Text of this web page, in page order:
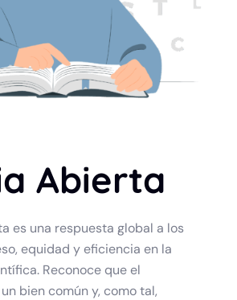
Abierta
es una respuesta global a los
equidad y eficiencia en la
Reconoce que el
bien común y, como tal,